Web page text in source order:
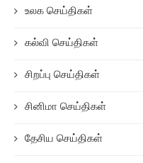
உலக செய்திகள்
கல்வி செய்திகள்
சிறப்பு செய்திகள்
சினிமா செய்திகள்
தேசிய செய்திகள்